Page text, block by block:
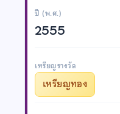
ปี (พ.ศ.)
2555
เหรียญรางวัล
เหรียญทอง